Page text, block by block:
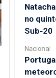
no
Sub-20
Nacional